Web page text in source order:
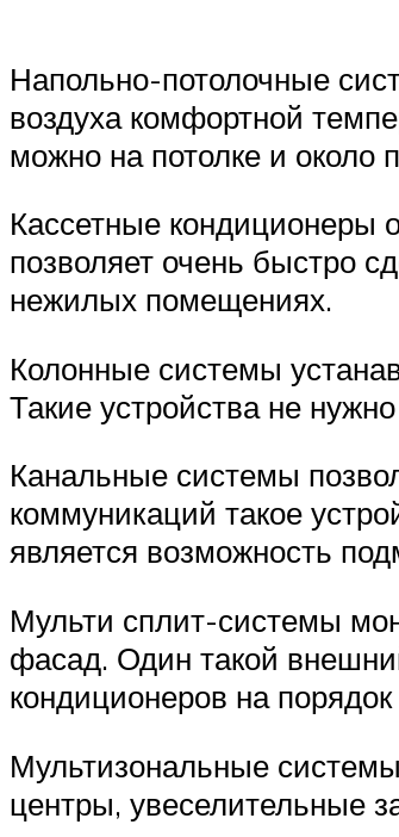
Напольно-потолочные
воздуха комфортной
можно на потолке и около
Кассетные кондиционеры
позволяет очень быстро
нежилых помещениях.
Колонные системы
Такие устройства не
Канальные системы
коммуникаций такое
является возможность
Мульти сплит-системы
фасад. Один такой
кондиционеров на
Мультизональные
центры, увеселительные